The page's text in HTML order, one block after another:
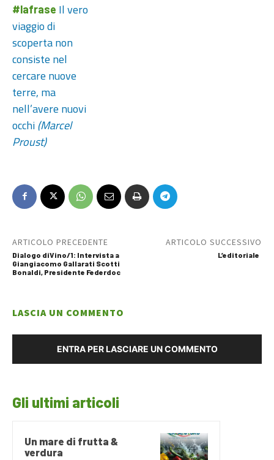
#lafrase Il vero
viaggio di
scoperta non
consiste nel
cercare nuove
terre, ma
nell’avere nuovi
occhi(Marcel
Proust)
ARTICOLO PRECEDENTE
Dialogo diVino/1: Intervista a
Giangiacomo Gallarati Scotti
Bonaldi, Presidente Federdoc
ARTICOLO SUCCESSIVO
L’editoriale
LASCIA UN COMMENTO
ENTRA PER LASCIARE UN COMMENTO
Gli ultimi articoli
Un mare di frutta &
verdura